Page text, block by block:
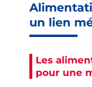
un lien
Les
pour une